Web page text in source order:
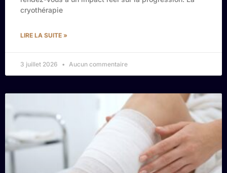
cryothérapie
LIRE LA SUITE »
3 juillet 2026 Aucun commentaire